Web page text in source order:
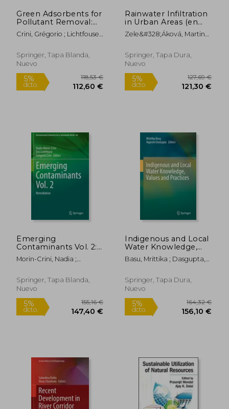
Green Adsorbents for
Pollutant Removal:
Fundamentals and
Design (en Inglés)
Crini, Grégorio ; Lichtfouse,
Springer, Tapa Blanda,
Nuevo
5%
dcto.
118,53 €
Rainwater Infiltration
in Urban Areas (en
Inglés)
Zele&#328;áková, Martina
Stec, Agnieszka
Springer, Tapa Dura,
Nuevo
5%
dcto.
Emerging
Contaminants Vol. 2:
Remediation (en
Inglés)
Morin-Crini, Nadia ;
Grégorio
Springer, Tapa Blanda,
Nuevo
Indigenous and Local
Water Knowledge,
Values and Practices
(en Inglés)
Basu, Mrittika ; Dasgupta,
Springer, Tapa Dura,
Nuevo